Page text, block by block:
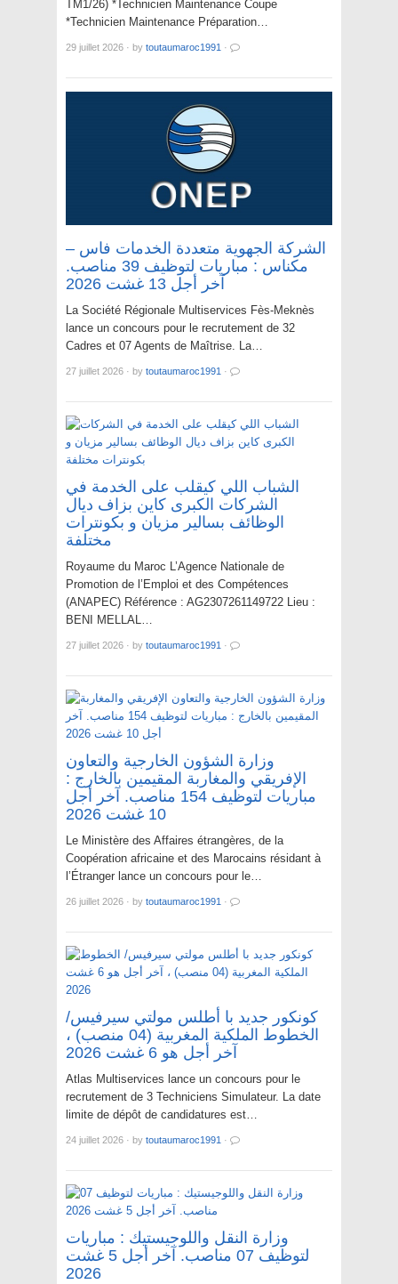
TM1/26) *Technicien Maintenance Coupe
*Technicien Maintenance Préparation…
29 juillet 2026 · by toutaumaroc1991 ·
الشركة الجهوية متعددة الخدمات فاس –
مکناس : مباريات لتوظيف 39 مناصب.
آخر أجل 13 غشت 2026
La Société Régionale Multiservices Fès-Meknès
lance un concours pour le recrutement de 32
Cadres et 07 Agents de Maîtrise. La…
27 juillet 2026 · by toutaumaroc1991 ·
الشباب اللي كيقلب على الخدمة في
الشركات الكبرى كاين بزاف ديال
الوظائف بسالير مزيان و بكونترات
مختلفة
Royaume du Maroc L’Agence Nationale de
Promotion de l’Emploi et des Compétences
(ANAPEC) Référence : AG2307261149722 Lieu :
BENI MELLAL…
27 juillet 2026 · by toutaumaroc1991 ·
وزارة الشؤون الخارجية والتعاون
الإفريقي والمغاربة المقيمين بالخارج :
مباريات لتوظيف 154 مناصب. آخر أجل
10 غشت 2026
Le Ministère des Affaires étrangères, de la
Coopération africaine et des Marocains résidant à
l’Étranger lance un concours pour le…
26 juillet 2026 · by toutaumaroc1991 ·
كونكور جديد با أطلس مولتي سيرفيس/
الخطوط الملكية المغربية (04 منصب) ،
آخر أجل هو 6 غشت 2026
Atlas Multiservices lance un concours pour le
recrutement de 3 Techniciens Simulateur. La date
limite de dépôt de candidatures est…
24 juillet 2026 · by toutaumaroc1991 ·
وزارة النقل واللوجيستيك : مباريات
لتوظيف 07 مناصب. آخر أجل 5 غشت
2026